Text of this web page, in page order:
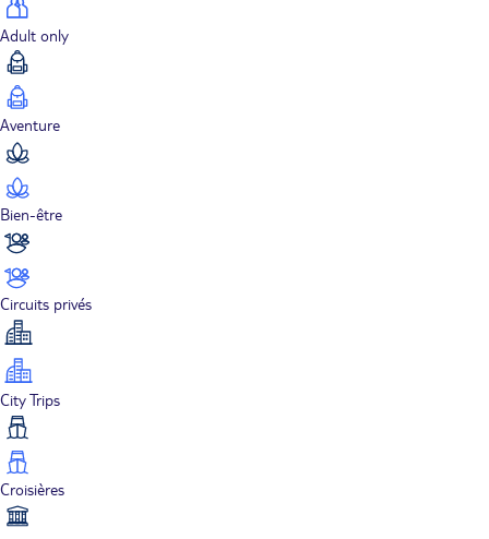
Adult only
Aventure
Bien-être
Circuits privés
City Trips
Croisières